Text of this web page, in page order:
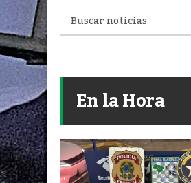
En la Hora